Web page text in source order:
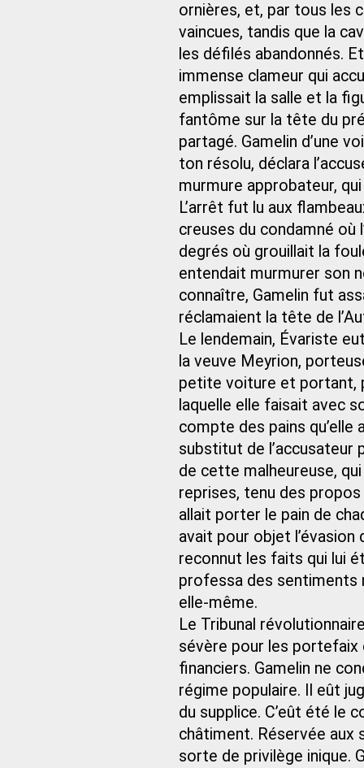
ornières, et, par tous les
vaincues, tandis que la
les défilés abandonnés.
immense clameur qui
emplissait la salle et la
fantôme sur la tête du
partagé. Gamelin d’une
ton résolu, déclara
murmure approbateur,
L’arrêt fut lu aux
creuses du condamné où
degrés où grouillait la
entendait murmurer son
connaître, Gamelin fut
réclamaient la tête de
Le lendemain, Évariste
la veuve Meyrion,
petite voiture et portant,
laquelle elle faisait avec
compte des pains qu’elle
substitut de l’accusateur
de cette malheureuse,
reprises, tenu des
allait porter le pain de
avait pour objet
reconnut les faits qui lui
professa des sentiments
elle-même.
Le Tribunal
sévère pour les
financiers. Gamelin ne
régime populaire. Il eût
du supplice. C’eût été le
châtiment. Réservée aux
sorte de privilège inique.